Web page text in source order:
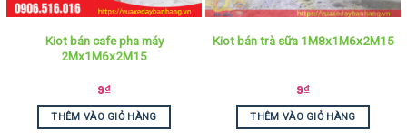
Kiot bán cafe pha máy
2Mx1M6x2M15
9₫
THÊM VÀO GIỎ HÀNG
Kiot bán trà sữa 1M8x1M6x2M15
9₫
THÊM VÀO GIỎ HÀNG